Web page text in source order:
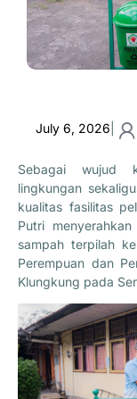
July 6, 2026
Sebagai wujud
lingkungan
kualitas fasilitas
Putri
sampah terpilah
Perempuan dan
Klungkung pada